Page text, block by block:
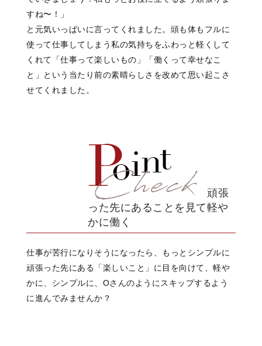
すね〜！」
と元気いっぱいに言ってくれました。 頭も体もフルに
使って仕事してしまう私の気持ちをふわっと軽くして
くれて 「仕事って楽しいもの」
「働くって幸せなこ
と」
という当たり前の素晴らしさを改めて思い起こさ
せてくれました。
頑張
った先にあることを見て軽や
かに働く
仕事が苦行になりそうになったら、
もっとシンプルに
頑張った先にある 「楽しいこと」に目を向けて、 軽や
かに、シンプルに、 Oさんのようにスキップするよう
に進んでみませんか？